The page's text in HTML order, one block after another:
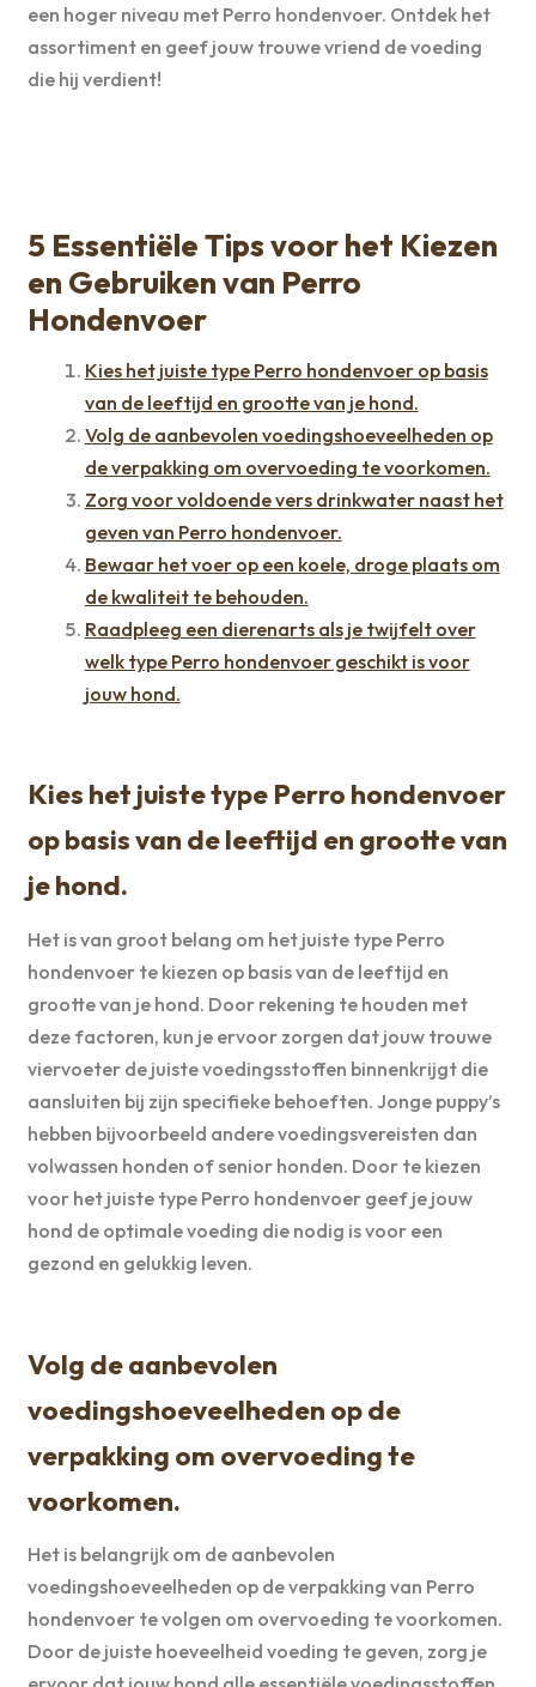
een hoger niveau met Perro hondenvoer. Ontdek het
assortiment en geef jouw trouwe vriend de voeding
die hij verdient!
5 Essentiële Tips voor het Kiezen
en Gebruiken van Perro
Hondenvoer
Kies het juiste type Perro hondenvoer op basis
van de leeftijd en grootte van je hond.
Volg de aanbevolen voedingshoeveelheden op
de verpakking om overvoeding te voorkomen.
Zorg voor voldoende vers drinkwater naast het
geven van Perro hondenvoer.
Bewaar het voer op een koele, droge plaats om
de kwaliteit te behouden.
Raadpleeg een dierenarts als je twijfelt over
welk type Perro hondenvoer geschikt is voor
jouw hond.
Kies het juiste type Perro hondenvoer
op basis van de leeftijd en grootte van
je hond.
Het is van groot belang om het juiste type Perro
hondenvoer te kiezen op basis van de leeftijd en
grootte van je hond. Door rekening te houden met
deze factoren, kun je ervoor zorgen dat jouw trouwe
viervoeter de juiste voedingsstoffen binnenkrijgt die
aansluiten bij zijn specifieke behoeften. Jonge puppy’s
hebben bijvoorbeeld andere voedingsvereisten dan
volwassen honden of senior honden. Door te kiezen
voor het juiste type Perro hondenvoer geef je jouw
hond de optimale voeding die nodig is voor een
gezond en gelukkig leven.
Volg de aanbevolen
voedingshoeveelheden op de
verpakking om overvoeding te
voorkomen.
Het is belangrijk om de aanbevolen
voedingshoeveelheden op de verpakking van Perro
hondenvoer te volgen om overvoeding te voorkomen.
Door de juiste hoeveelheid voeding te geven, zorg je